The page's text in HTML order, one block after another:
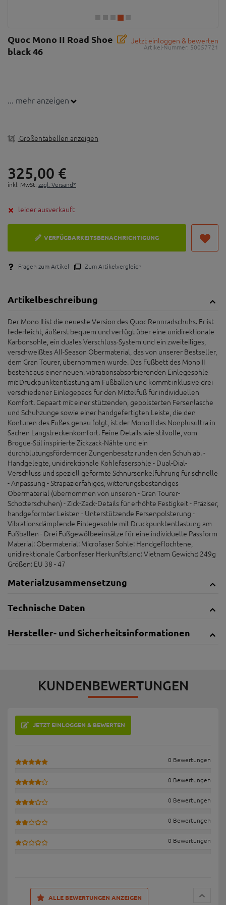
Jetzt einloggen & bewerten
Artikel-Nummer: 50057721
Quoc Mono II Road Shoe
black 46
... mehr anzeigen
Größentabellen anzeigen
325,00 €
inkl. MwSt. zzgl. Versand*
leider ausverkauft
VERFÜGBARKEITSBENACHRICHTIGUNG
Fragen zum Artikel Zum Artikelvergleich
Artikelbeschreibung
Der Mono II ist die neueste Version des Quoc Rennradschuhs. Er ist
federleicht, äußerst bequem und verfügt über eine unidirektionale
Karbonsohle, ein duales Verschluss-System und ein zweiteiliges,
verschweißtes All-Season Obermaterial, das von unserer Bestseller,
dem Gran Tourer, übernommen wurde. Das Fußbett des Mono II
besteht aus einer neuen, vibrationsabsorbierenden Einlegesohle
mit Druckpunktentlastung am Fußballen und kommt inklusive drei
verschiedener Einlegepads für den Mittelfuß für individuellen
Komfort. Gepaart mit einer stützenden, gepolsterten Fersenlasche
und Schuhzunge sowie einer handgefertigten Leiste, die den
Konturen des Fußes genau folgt, ist der Mono II das Nonplusultra in
Sachen Langstreckenkomfort. Feine Details wie stilvolle, vom
Brogue-Stil inspirierte Zickzack-Nähte und ein
durchblutungsfördernder Zungenbesatz runden den Schuh ab. -
Handgelegte, unidirektionale Kohlefasersohle - Dual-Dial-
Verschluss und speziell geformte Schnürsenkelführung für schnelle
- Anpassung - Strapazierfähiges, witterungsbeständiges
Obermaterial (übernommen von unseren - Gran Tourer-
Schotterschuhen) - Zick-Zack-Details für erhöhte Festigkeit - Präziser,
handgeformter Leisten - Unterstützende Fersenpolsterung -
Vibrationsdämpfende Einlegesohle mit Druckpunktentlastung am
Fußballen - Drei Fußgewölbeeinsätze für eine individuelle Passform
Material: Obermaterial: Microfaser Sohle: Handgeflochtene,
unidirektionale Carbonfaser Herkunftsland: Vietnam Gewicht: 249g
Größen: EU 38 - 47
Materialzusammensetzung
Technische Daten
Hersteller- und Sicherheitsinformationen
KUNDENBEWERTUNGEN
JETZT EINLOGGEN & BEWERTEN
0 Bewertungen
0 Bewertungen
0 Bewertungen
0 Bewertungen
0 Bewertungen
ALLE BEWERTUNGEN ANZEIGEN